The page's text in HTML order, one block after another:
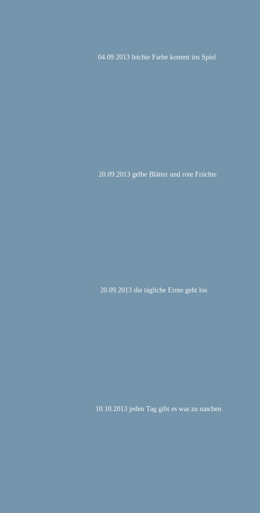
04.09.2013 leichte Farbe kommt ins Spiel
20.09.2013 gelbe Blätter und rote Früchte
20.09.2013 die tägliche Ernte geht los
10.10.2013 jeden Tag gibt es was zu naschen